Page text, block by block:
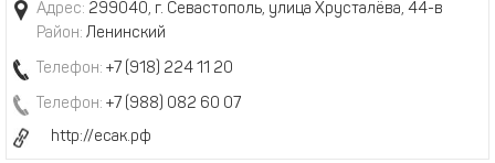
Адрес: 299040, г. Севастополь, улица Хрусталёва, 44-в
Район: Ленинский
Телефон: +7 (918) 224 11 20
Телефон: +7 (988) 082 60 07
http://есак.рф